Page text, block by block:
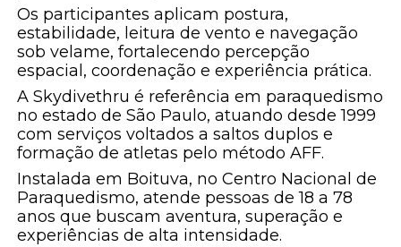
Os participantes aplicam postura,
estabilidade, leitura de vento e navegação
sob velame, fortalecendo percepção
espacial, coordenação e experiência prática.
A Skydivethru é referência em paraquedismo
no estado de São Paulo, atuando desde 1999
com serviços voltados a saltos duplos e
formação de atletas pelo método AFF.
Instalada em Boituva, no Centro Nacional de
Paraquedismo, atende pessoas de 18 a 78
anos que buscam aventura, superação e
experiências de alta intensidade.